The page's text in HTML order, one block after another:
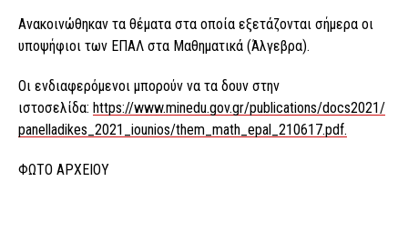
Ανακοινώθηκαν τα θέματα στα οποία εξετάζονται σήμερα οι
υποψήφιοι των ΕΠΑΛ στα Μαθηματικά (Άλγεβρα).
Οι ενδιαφερόμενοι μπορούν να τα δουν στην
ιστοσελίδα: https://www.minedu.gov.gr/publications/docs2021/
panelladikes_2021_iounios/them_math_epal_210617.pdf.
ΦΩΤΟ ΑΡΧΕΙΟΥ